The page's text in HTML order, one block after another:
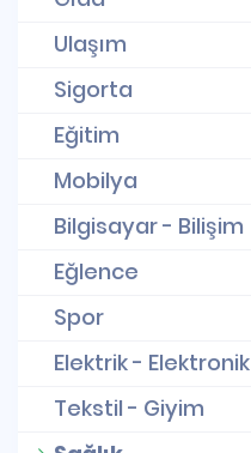
Ulaşım
Sigorta
Eğitim
Mobilya
Bilgisayar - Bilişim
Eğlence
Spor
Elektrik - Elektronik
Tekstil - Giyim